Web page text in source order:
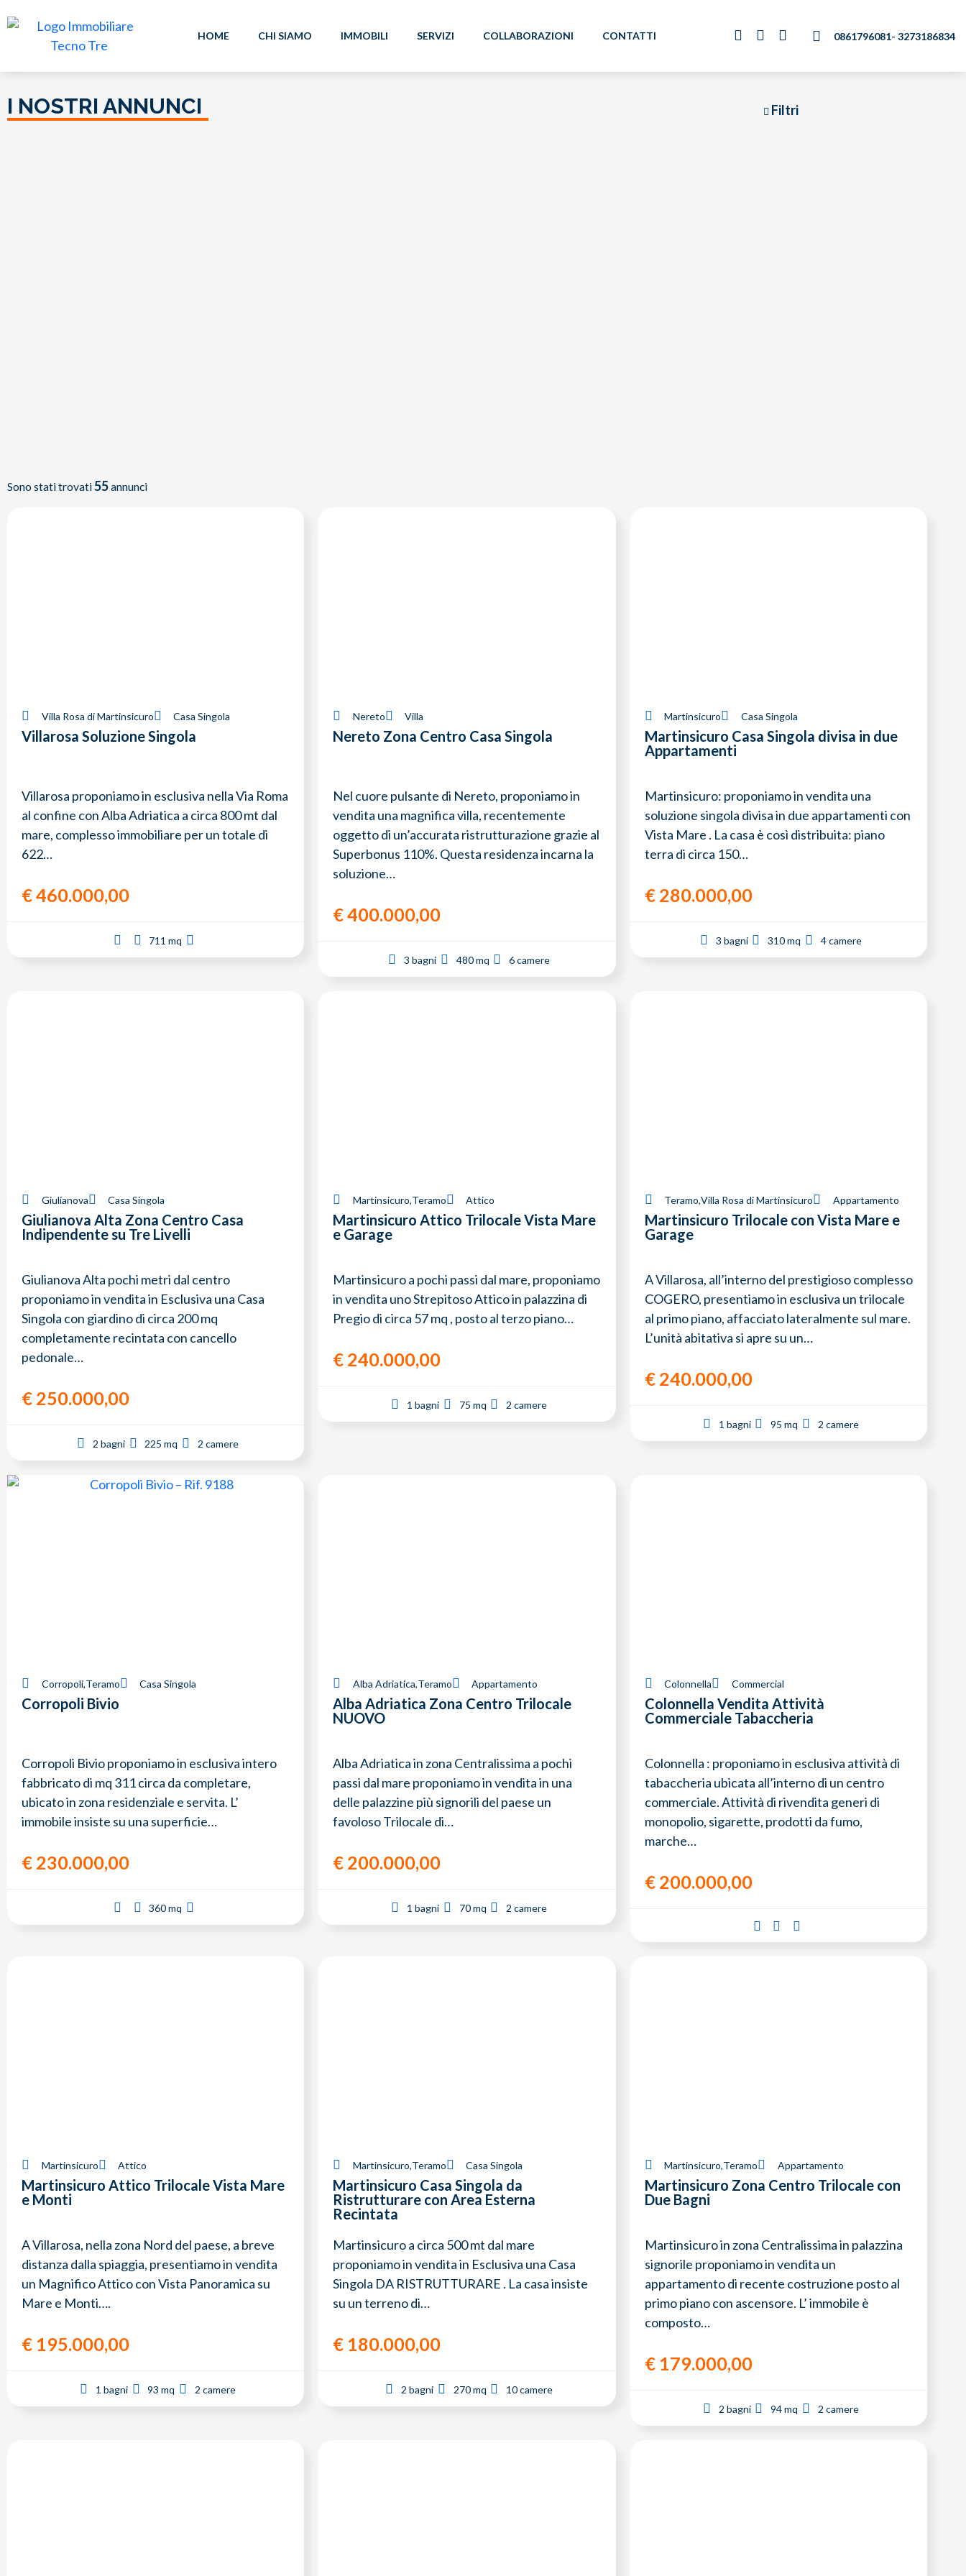
HOME CHI SIAMO IMMOBILI SERVIZI COLLABORAZIONI CONTATTI 0861796081- 3273186834
I NOSTRI ANNUNCI Filtri
Sono stati trovati55annunci
Villa Rosa di Martinsicuro Casa Singola
Villarosa Soluzione Singola
Villarosa proponiamo in esclusiva nella Via Roma
al confine con Alba Adriatica a circa 800 mt dal
mare, complesso immobiliare per un totale di
622…
€460.000,00
711 mq
Nereto Villa
Nereto Zona Centro Casa Singola
Nel cuore pulsante di Nereto, proponiamo in
vendita una magnifica villa, recentemente
oggetto di un’accurata ristrutturazione grazie al
Superbonus 110%. Questa residenza incarna la
soluzione…
€400.000,00
3 bagni 480 mq 6 camere
Martinsicuro Casa Singola
Martinsicuro Casa Singola divisa in due
Appartamenti
Martinsicuro: proponiamo in vendita una
soluzione singola divisa in due appartamenti con
Vista Mare . La casa è così distribuita: piano
terra di circa 150…
€280.000,00
3 bagni 310 mq 4 camere
Giulianova Casa Singola
Giulianova Alta Zona Centro Casa
Indipendente su Tre Livelli
Giulianova Alta pochi metri dal centro
proponiamo in vendita in Esclusiva una Casa
Singola con giardino di circa 200 mq
completamente recintata con cancello
pedonale…
€ 250.000,00
2 bagni 225 mq 2 camere
Martinsicuro,Teramo Attico
Martinsicuro Attico Trilocale Vista Mare
e Garage
Martinsicuro a pochi passi dal mare, proponiamo
in vendita uno Strepitoso Attico in palazzina di
Pregio di circa 57 mq , posto al terzo piano…
€ 240.000,00
1 bagni 75 mq 2 camere
Teramo,Villa Rosa di Martinsicuro Appartamento
Martinsicuro Trilocale con Vista Mare e
Garage
A Villarosa, all’interno del prestigioso complesso
COGERO, presentiamo in esclusiva un trilocale
al primo piano, affacciato lateralmente sul mare.
L’unità abitativa si apre su un…
€240.000,00
1 bagni 95 mq 2 camere
Corropoli,Teramo Casa Singola
Corropoli Bivio
Corropoli Bivio proponiamo in esclusiva intero
fabbricato di mq 311 circa da completare,
ubicato in zona residenziale e servita. L’
immobile insiste su una superficie…
€ 230.000,00
360 mq
Alba Adriatica,Teramo Appartamento
Alba Adriatica Zona Centro Trilocale
NUOVO
Alba Adriatica in zona Centralissima a pochi
passi dal mare proponiamo in vendita in una
delle palazzine più signorili del paese un
favoloso Trilocale di…
€ 200.000,00
1 bagni 70 mq 2 camere
Colonnella Commercial
Colonnella Vendita Attività
Commerciale Tabaccheria
Colonnella : proponiamo in esclusiva attività di
tabaccheria ubicata all’interno di un centro
commerciale. Attività di rivendita generi di
monopolio, sigarette, prodotti da fumo,
marche…
€200.000,00
Martinsicuro Attico
Martinsicuro Attico Trilocale Vista Mare
e Monti
A Villarosa, nella zona Nord del paese, a breve
distanza dalla spiaggia, presentiamo in vendita
un Magnifico Attico con Vista Panoramica su
Mare e Monti….
€ 195.000,00
1 bagni 93 mq 2 camere
Martinsicuro,Teramo Casa Singola
Martinsicuro Casa Singola da
Ristrutturare con Area Esterna
Recintata
Martinsicuro a circa 500 mt dal mare
proponiamo in vendita in Esclusiva una Casa
Singola DA RISTRUTTURARE . La casa insiste
su un terreno di…
€ 180.000,00
2 bagni 270 mq 10 camere
Martinsicuro,Teramo Appartamento
Martinsicuro Zona Centro Trilocale con
Due Bagni
Martinsicuro in zona Centralissima in palazzina
signorile proponiamo in vendita un
appartamento di recente costruzione posto al
primo piano con ascensore. L’ immobile è
composto…
€179.000,00
2 bagni 94 mq 2 camere